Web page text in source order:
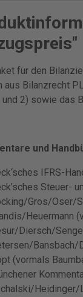
für den
aus Bilanzrecht
und 2) sowie das
und
IFRS-
Steuer-
Gros/Oser/
Heuermann
Diersch/
Bansbach/
(vormals
Heidinger/